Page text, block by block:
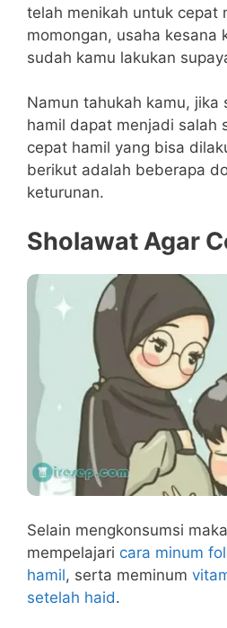
telah menikah untuk cepat
momongan, usaha kesana
sudah kamu lakukan
Namun tahukah kamu, jika
hamil dapat menjadi salah
cepat hamil yang bisa
berikut adalah beberapa
keturunan.
Sholawat Agar
Selain mengkonsumsi
mempelajari cara minum
hamil, serta meminum
setelah haid.